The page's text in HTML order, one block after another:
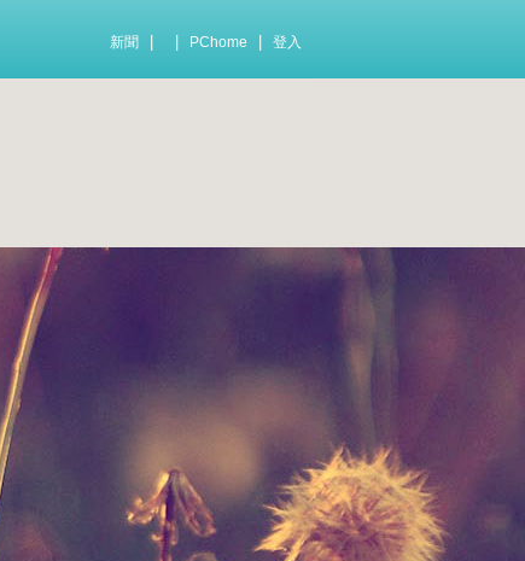
新聞 PChome 登入